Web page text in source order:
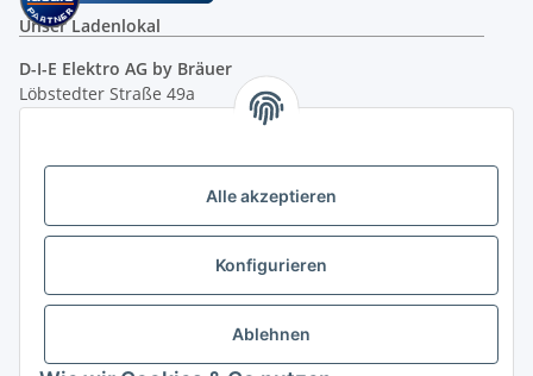
Alle akzeptieren
Konfigurieren
Ablehnen
Unser Ladenlokal
D-I-E Elektro AG by Bräuer
Löbstedter Straße 49a
( siehe Google-Maps )
Öffnungszeiten:
10.00 - 18.00 Uhr
Ladenpreis versus Internetpreis
Vertrag widerrufen